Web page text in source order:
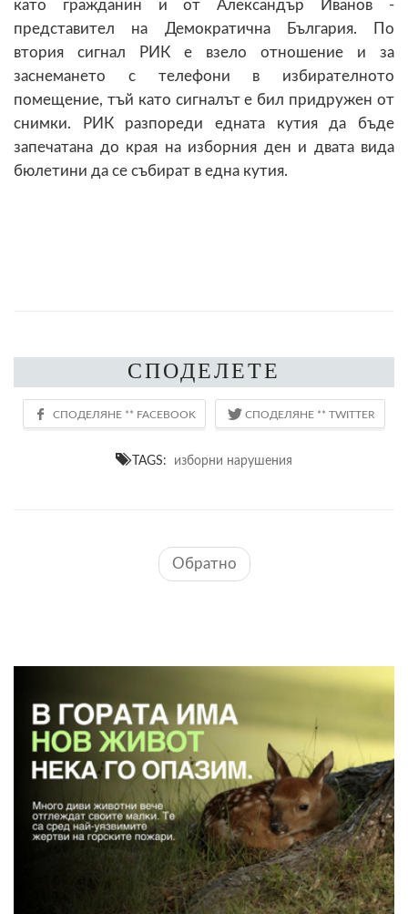
като гражданин и от Александър Иванов -
представител на Демократична България. По
втория сигнал РИК е взело отношение и за
заснемането с телефони в избирателното
помещение, тъй като сигналът е бил придружен от
снимки. РИК разпореди едната кутия да бъде
запечатана до края на изборния ден и двата вида
бюлетини да се събират в една кутия.
СПОДЕЛЕТЕ
TAGS: изборни нарушения
Обратно